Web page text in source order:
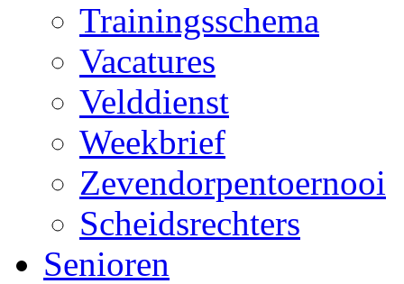
Trainingsschema
Vacatures
Velddienst
Weekbrief
Zevendorpentoernooi
Scheidsrechters
Senioren